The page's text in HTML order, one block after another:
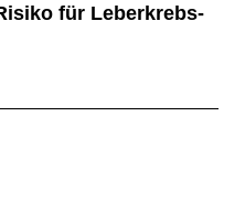
für Leberkrebs-